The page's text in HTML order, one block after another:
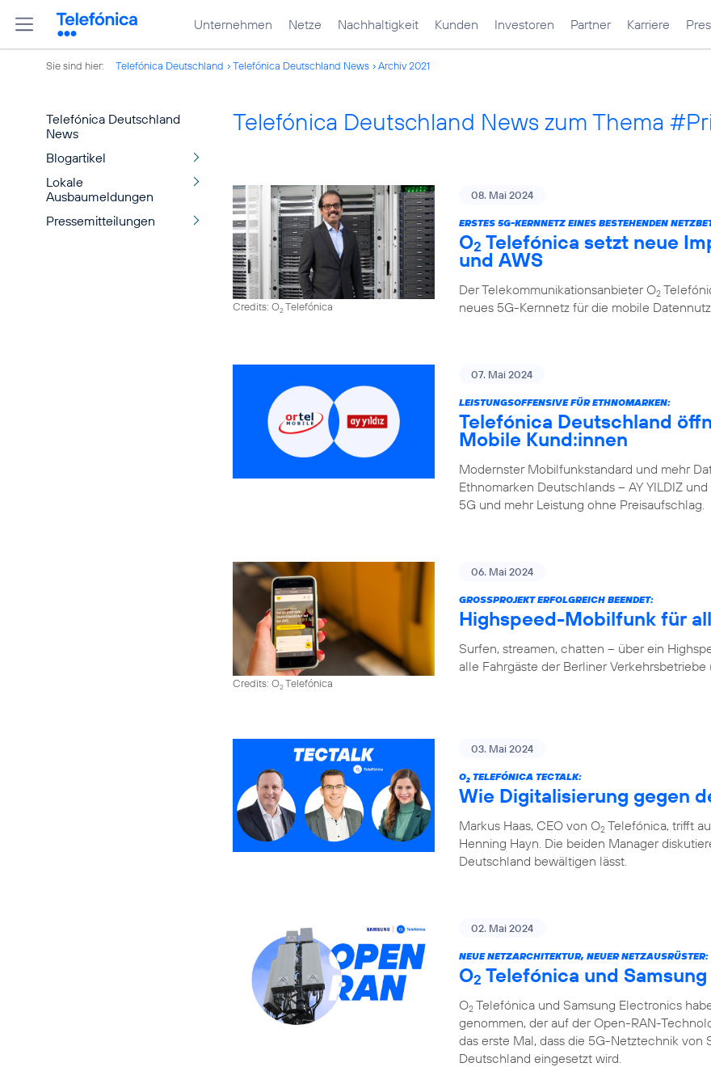
Unternehmen Netze Nachhaltigkeit Kunden Investoren Partner Karriere
Sie sind hier: Telefónica Deutschland Telefónica Deutschland News Archiv 2021
Telefónica Deutschland
News
Blogartikel
Lokale
Ausbaumeldungen
Pressemitteilungen
Telefónica Deutschland News zum Thema
Credits: O2Telefónica
08. Mai 2024
ERSTES 5G-KERNNETZ EINES BESTEHENDEN
O2 Telefónica setzt neue
und AWS
Der Telekommunikationsanbieter O2
neues 5G-Kernnetz für die mobile
07. Mai 2024
LEISTUNGSOFFENSIVE FÜR ETHNOMARKEN:
Telefónica Deutschland
Mobile Kund:innen
Modernster Mobilfunkstandard und mehr
Ethnomarken Deutschlands – AY YILDIZ
5G und mehr Leistung ohne Preisaufschlag.
Credits: O2Telefónica
06. Mai 2024
GROSSPROJEKT ERFOLGREICH BEENDET:
Highspeed-Mobilfunk für
Surfen, streamen, chatten – über ein
alle Fahrgäste der Berliner Verkehrsbetriebe
03. Mai 2024
O2 TELEFÓNICA TECTALK:
Wie Digitalisierung gegen
Markus Haas, CEO von O2 Telefónica, trifft
Henning Hayn. Die beiden Manager
Deutschland bewältigen lässt.
02. Mai 2024
NEUE NETZARCHITEKTUR, NEUER NETZAUSRÜSTER:
O2 Telefónica und
O2 Telefónica und Samsung Electronics
genommen, der auf der Open-RAN-
das erste Mal, dass die 5G-Netztechnik von
Deutschland eingesetzt wird.